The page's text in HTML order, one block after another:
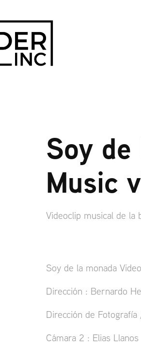
Soy
Music
Videoclip musical de la
Soy de la monada
Dirección : Bernardo
Dirección de
Cámara 2 : Elias Llanos